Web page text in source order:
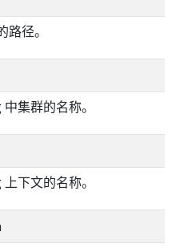
径。
集群的名称。
下文的名称。